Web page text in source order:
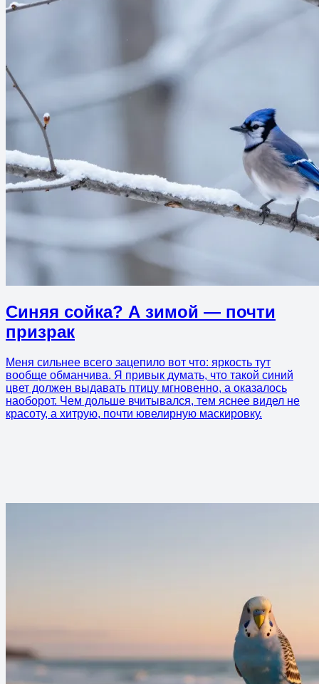
Синяя сойка? А зимой — почти
призрак
Меня сильнее всего зацепило вот что: яркость тут
вообще обманчива. Я привык думать, что такой синий
цвет должен выдавать птицу мгновенно, а оказалось
наоборот. Чем дольше вчитывался, тем яснее видел не
красоту, а хитрую, почти ювелирную маскировку.